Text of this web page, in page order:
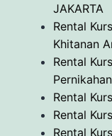
JAKARTA
Rental
Khitanan
Rental
Rental
Rental
Rental